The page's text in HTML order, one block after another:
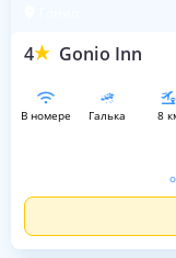
4 Gonio Inn
в номере галька 8